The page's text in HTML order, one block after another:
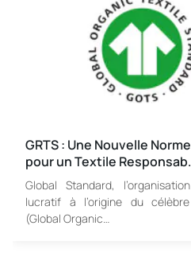
GRTS : Une Nouvelle
pour un Textile
Global Standard,
lucratif à l’origine du
(Global Organic…